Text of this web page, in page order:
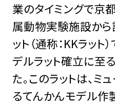
業のタイミングで京
属動物実験施設か
ット（通称：KKラット
デルラット確立に至
た。このラットは、ミ
るてんかんモデル